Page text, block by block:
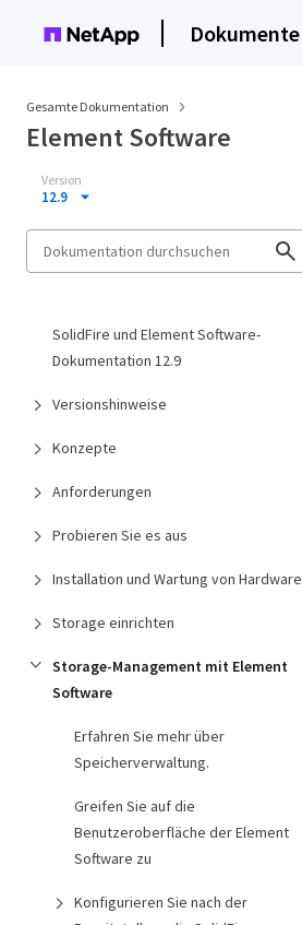
Dokumente
Gesamte Dokumentation
Element Software
Version
12.9
SolidFire und Element Software-
Dokumentation 12.9
Versionshinweise
Konzepte
Anforderungen
Probieren Sie es aus
Installation und Wartung von Hardware
Storage einrichten
Storage-Management mit Element
Software
Erfahren Sie mehr über
Speicherverwaltung.
Greifen Sie auf die
Benutzeroberfläche der Element
Software zu
Konfigurieren Sie nach der